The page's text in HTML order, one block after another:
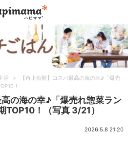
活 >
【角上魚類】コスパ最高の海の幸♪「爆売
！
高の海の幸♪「爆売れ惣菜ラン
！（写真 3/21）
2026.5.8 21:20